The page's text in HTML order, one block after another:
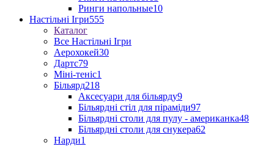
Ринги напольные10
Настільні Ігри555
Каталог
Все Настільні Ігри
Аерохокей30
Дартс79
Міні-теніс1
Більярд218
Аксесуари для більярду9
Більярдні стіл для піраміди97
Більярдні столи для пулу - американка48
Більярдні столи для снукера62
Нарди1